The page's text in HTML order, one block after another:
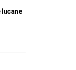
lucane